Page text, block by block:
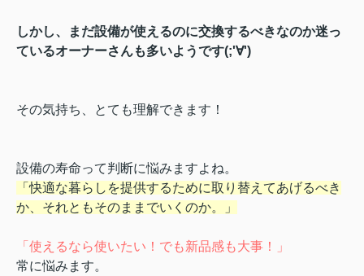
しかし、まだ設備が使えるのに交換するべきなのか迷っ
ているオーナーさんも多いようです(;'∀')
その気持ち、とても理解できます！
設備の寿命って判断に悩みますよね。
「快適な暮らしを提供するために取り替えてあげるべき
か、それともそのままでいくのか。」
「使えるなら使いたい！でも新品感も大事！」
常に悩みます。